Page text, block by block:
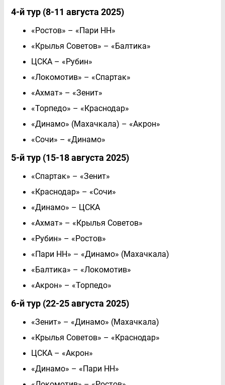
4-й тур (8-11 августа 2025)
«Ростов» – «Пари НН»
«Крылья Советов» – «Балтика»
ЦСКА – «Рубин»
«Локомотив» – «Спартак»
«Ахмат» – «Зенит»
«Торпедо» – «Краснодар»
«Динамо» (Махачкала) – «Акрон»
«Сочи» – «Динамо»
5-й тур (15-18 августа 2025)
«Спартак» – «Зенит»
«Краснодар» – «Сочи»
«Динамо» – ЦСКА
«Ахмат» – «Крылья Советов»
«Рубин» – «Ростов»
«Пари НН» – «Динамо» (Махачкала)
«Балтика» – «Локомотив»
«Акрон» – «Торпедо»
6-й тур (22-25 августа 2025)
«Зенит» – «Динамо» (Махачкала)
«Крылья Советов» – «Краснодар»
ЦСКА – «Акрон»
«Динамо» – «Пари НН»